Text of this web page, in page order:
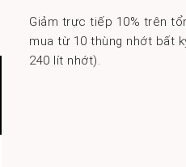
Giảm trực tiếp 10% trên
mua từ 10 thùng nhớt bất
240 lít nhớt).